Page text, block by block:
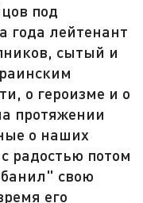
под
года лейтенант
сытый и
о героизме и о
протяжении
о наших
радостью потом
свою
его